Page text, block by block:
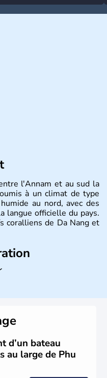
l'Annam et au sud la
à un climat de type
au nord, avec des
langue officielle du pays.
coralliens de Da Nang et
sur l'est de la péninsule
d’un bateau
au large de Phu